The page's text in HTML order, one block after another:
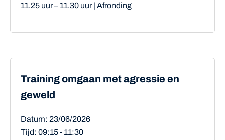
11.25 uur – 11.30 uur | Afronding
Training omgaan met agressie en
geweld
Datum: 23/06/2026
Tijd: 09:15 - 11:30